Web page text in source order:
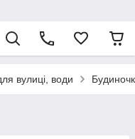
вулиці, води